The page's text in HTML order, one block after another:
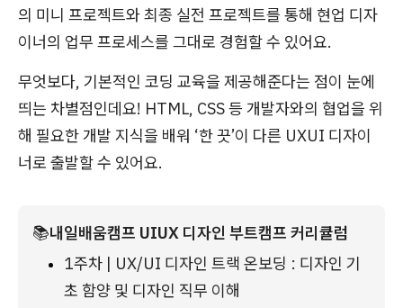
의 미니 프로젝트와 최종 실전 프로젝트를 통해 현업 디자
이너의 업무 프로세스를 그대로 경험할 수 있어요.
무엇보다, 기본적인 코딩 교육을 제공해준다는 점이 눈에
띄는 차별점인데요! HTML, CSS 등 개발자와의 협업을 위
해 필요한 개발 지식을 배워 ‘한 끗’이 다른 UXUI 디자이
너로 출발할 수 있어요.
📚내일배움캠프 UIUX 디자인 부트캠프 커리큘럼
1주차 | UX/UI 디자인 트랙 온보딩 : 디자인 기
초 함양 및 디자인 직무 이해